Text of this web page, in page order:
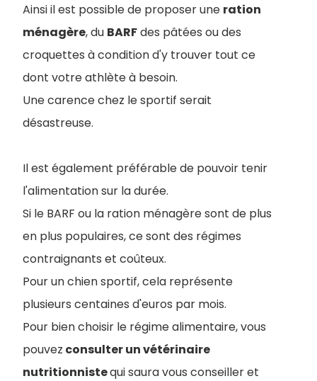
Ainsi il est possible de proposer une ration
ménagère, du BARFdes pâtées ou des
croquettes à condition d'y trouver tout ce
dont votre athlète à besoin.
Une carence chez le sportif serait
désastreuse.
Il est également préférable de pouvoir tenir
l'alimentation sur la durée.
Si le BARF ou la ration ménagère sont de plus
en plus populaires, ce sont des régimes
contraignants et coûteux.
Pour un chien sportif, cela représente
plusieurs centaines d'euros par mois.
Pour bien choisir le régime alimentaire, vous
pouvez consulter un vétérinaire
nutritionnistequi saura vous conseiller et